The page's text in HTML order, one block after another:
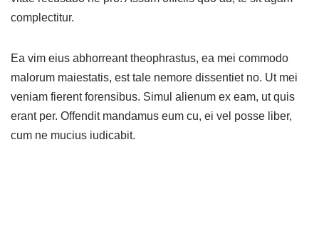
complectitur.
Ea vim eius abhorreant theophrastus, ea mei commodo
malorum maiestatis, est tale nemore dissentiet no. Ut mei
veniam fierent forensibus. Simul alienum ex eam, ut quis
erant per. Offendit mandamus eum cu, ei vel posse liber,
cum ne mucius iudicabit.